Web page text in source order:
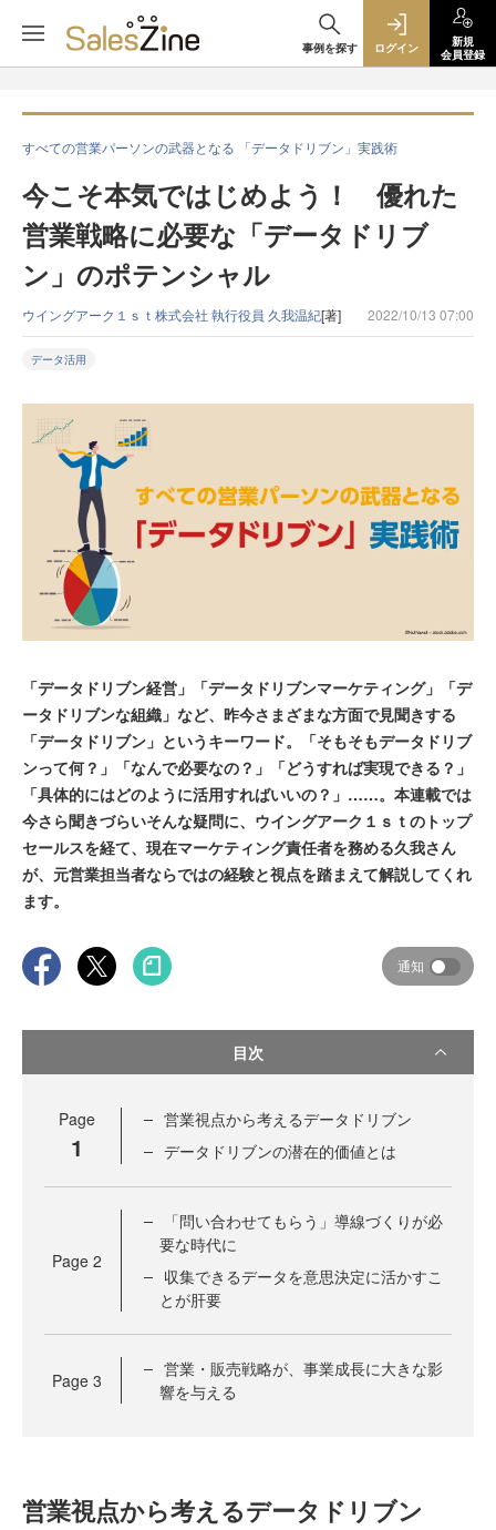
事例を探す ログイン
新規
会員登録
すべての営業パーソンの武器となる 「データドリブン」実践術
今こそ本気ではじめよう！ 優れた
営業戦略に必要な「データドリブ
ン」のポテンシャル
ウイングアーク１ｓｔ株式会社 執行役員 久我温紀[著] 2022/10/13 07:00
データ活用
「データドリブン経営」「データドリブンマーケティング」「デ
ータドリブンな組織」など、昨今さまざまな方面で見聞きする
「データドリブン」というキーワード。「そもそもデータドリブ
ンって何？」「なんで必要なの？」「どうすれば実現できる？」
「具体的にはどのように活用すればいいの？」……。本連載では
今さら聞きづらいそんな疑問に、ウイングアーク１ｓｔのトップ
セールスを経て、現在マーケティング責任者を務める久我さん
が、元営業担当者ならではの経験と視点を踏まえて解説してくれ
ます。
通知
目次
Page
1
営業視点から考えるデータドリブン
データドリブンの潜在的価値とは
Page 2
「問い合わせてもらう」導線づくりが必
要な時代に
収集できるデータを意思決定に活かすこ
とが肝要
Page 3
営業・販売戦略が、事業成長に大きな影
響を与える
営業視点から考えるデータドリブン